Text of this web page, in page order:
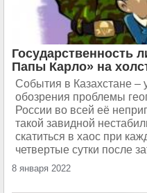
Государственность
Папы Карло» на
События в Казахстане –
обозрения проблемы
России во всей её
такой завидной
скатиться в хаос при
четвертые сутки после
8 января 2022